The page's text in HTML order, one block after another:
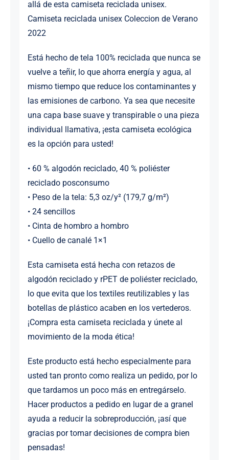
allá de esta camiseta reciclada unisex.
Camiseta reciclada unisex Coleccion de Verano
2022
Está hecho de tela 100% reciclada que nunca se
vuelve a teñir, lo que ahorra energía y agua, al
mismo tiempo que reduce los contaminantes y
las emisiones de carbono. Ya sea que necesite
una capa base suave y transpirable o una pieza
individual llamativa, ¡esta camiseta ecológica
es la opción para usted!
• 60 % algodón reciclado, 40 % poliéster
reciclado posconsumo
• Peso de la tela: 5,3 oz/y² (179,7 g/m²)
• 24 sencillos
• Cinta de hombro a hombro
• Cuello de canalé 1×1
Esta camiseta está hecha con retazos de
algodón reciclado y rPET de poliéster reciclado,
lo que evita que los textiles reutilizables y las
botellas de plástico acaben en los vertederos.
¡Compra esta camiseta reciclada y únete al
movimiento de la moda ética!
Este producto está hecho especialmente para
usted tan pronto como realiza un pedido, por lo
que tardamos un poco más en entregárselo.
Hacer productos a pedido en lugar de a granel
ayuda a reducir la sobreproducción, ¡así que
gracias por tomar decisiones de compra bien
pensadas!